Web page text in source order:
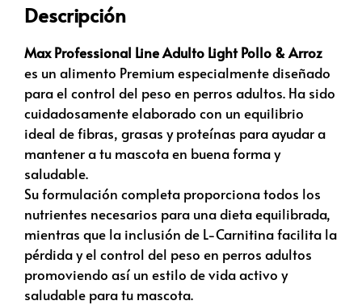
Descripción
Max Professional Line Adulto Light Pollo & Arroz
es un alimento Premium especialmente diseñado
para el control del peso en perros adultos. Ha sido
cuidadosamente elaborado con un equilibrio
ideal de fibras, grasas y proteínas para ayudar a
mantener a tu mascota en buena forma y
saludable.
Su formulación completa proporciona todos los
nutrientes necesarios para una dieta equilibrada,
mientras que la inclusión de L-Carnitina facilita la
pérdida y el control del peso en perros adultos
promoviendo así un estilo de vida activo y
saludable para tu mascota.